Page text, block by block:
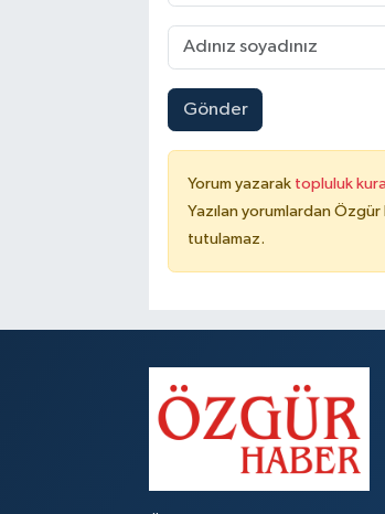
Gönder
Yorum yazarak topluluk
Yazılan yorumlardan
tutulamaz.